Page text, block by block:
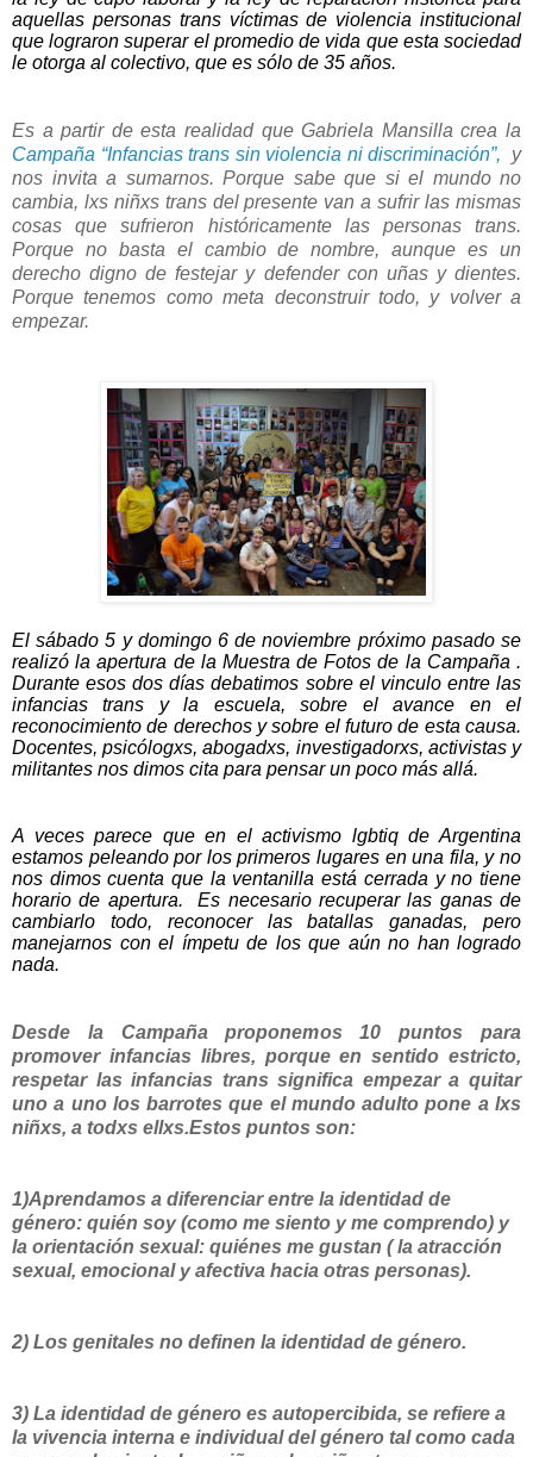
aquellas personas trans víctimas de violencia institucional
que lograron superar el promedio de vida que esta sociedad
le otorga al colectivo, que es sólo de 35 años.
Es a partir de esta realidad que Gabriela Mansilla crea la
Campaña “Infancias trans sin violencia ni discriminación”, y
nos invita a sumarnos. Porque sabe que si el mundo no
cambia, lxs niñxs trans del presente van a sufrir las mismas
cosas que sufrieron históricamente las personas trans.
Porque no basta el cambio de nombre, aunque es un
derecho digno de festejar y defender con uñas y dientes.
Porque tenemos como meta deconstruir todo, y volver a
empezar.
El sábado 5 y domingo 6 de noviembre próximo pasado se
realizó la apertura de la Muestra de Fotos de la Campaña .
Durante esos dos días debatimos sobre el vinculo entre las
infancias trans y la escuela, sobre el avance en el
reconocimiento de derechos y sobre el futuro de esta causa.
Docentes, psicólogxs, abogadxs, investigadorxs, activistas y
militantes nos dimos cita para pensar un poco más allá.
A veces parece que en el activismo lgbtiq de Argentina
estamos peleando por los primeros lugares en una fila, y no
nos dimos cuenta que la ventanilla está cerrada y no tiene
horario de apertura.
Es necesario recuperar las ganas de
cambiarlo todo, reconocer las batallas ganadas, pero
manejarnos con el ímpetu de los que aún no han logrado
nada.
Desde la Campaña proponemos 10 puntos para
promover infancias libres, porque en sentido estricto,
respetar las infancias trans significa empezar a quitar
uno a uno los barrotes que el mundo adulto pone a lxs
niñxs, a todxs ellxs.Estos puntos son:
1)Aprendamos a diferenciar entre la identidad de
género: quién soy (como me siento y me comprendo) y
la orientación sexual: quiénes me gustan ( la atracción
sexual, emocional y afectiva hacia otras personas).
2) Los genitales no definen la identidad de género.
3) La identidad de género es autopercibida, se refiere a
la vivencia interna e individual del género tal como cada